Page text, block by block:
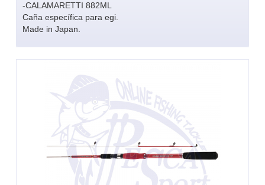
-CALAMARETTI 882ML
Caña específica para egi.
Made in Japan.